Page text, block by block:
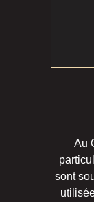
Au
sont